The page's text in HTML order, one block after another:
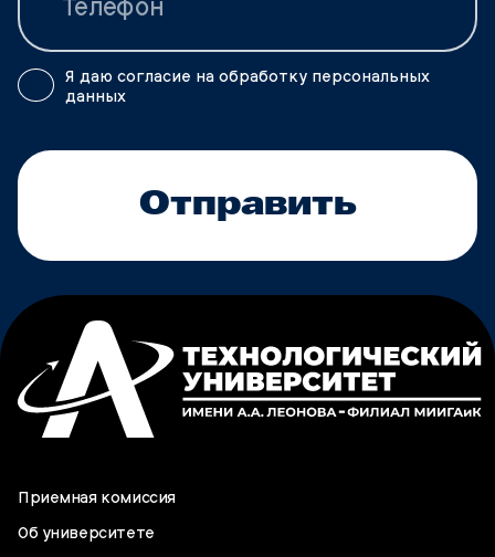
Я даю согласие на обработку персональных
данных
Отправить
Приемная комиссия
Об университете